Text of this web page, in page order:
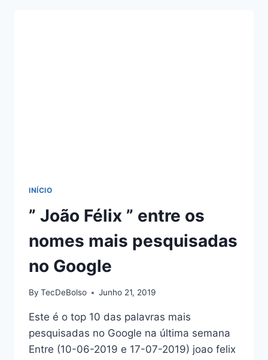
INÍCIO
” João Félix ” entre os
nomes mais pesquisadas
no Google
By TecDeBolso Junho 21, 2019
Este é o top 10 das palavras mais
pesquisadas no Google na última semana
Entre (10-06-2019 e 17-07-2019) joao felix